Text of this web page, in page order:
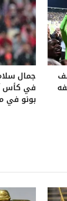
جمال
في كأس
بونو في